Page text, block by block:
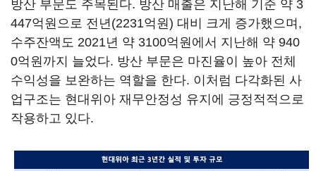
방산 부문도 주목된다. 방산 매출은 지난해 기준 약 3
447억원으로 전년(2231억원) 대비 크게 증가했으며,
수주잔액도 2021년 약 3100억원에서 지난해 약 940
0억원까지 늘었다. 방산 부문은 마진율이 높아 전체
수익성을 보완하는 역할을 한다. 이처럼 다각화된 사
업구조는 현대위아 재무안정성 유지에 긍정적적으로
작용하고 있다.